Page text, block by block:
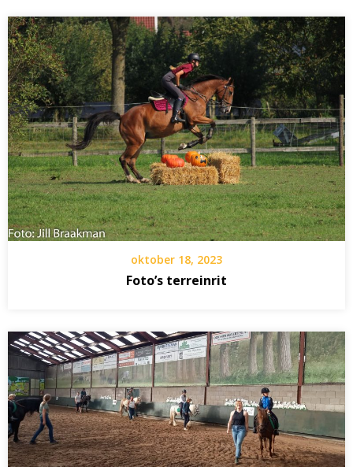
oktober 18, 2023
Foto’s terreinrit